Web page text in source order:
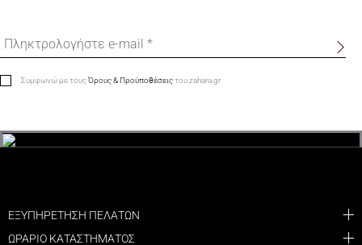
Συμφωνώ με τουςΌρους & Προϋποθέσειςτου zahara.gr
ΕΞΥΠΗΡΕΤΗΣΗ ΠΕΛΑΤΩΝ
ΩΡΑΡΙΟ ΚΑΤΑΣΤΗΜΑΤΟΣ